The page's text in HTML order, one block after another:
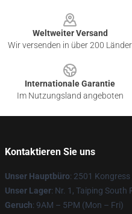
Weltweiter Versand
Wir versenden in über 200 Länder
Internationale Garantie
Im Nutzungsland angeboten
Kontaktieren Sie uns
Unser Hauptbüro: 2501 Kongress
Unser Lager: Nr. 1, Taiping South
Geruch: 9AM – 5PM (Mon – Fri)